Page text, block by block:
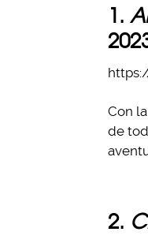
1.
Con
de
2.